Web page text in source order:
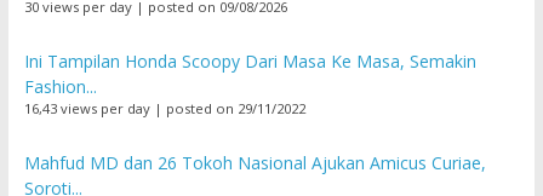
30 views per day| posted on 09/08/2026
Ini Tampilan Honda Scoopy Dari Masa Ke Masa, Semakin
Fashion...
16,43 views per day| posted on 29/11/2022
Mahfud MD dan 26 Tokoh Nasional Ajukan Amicus Curiae,
Soroti...